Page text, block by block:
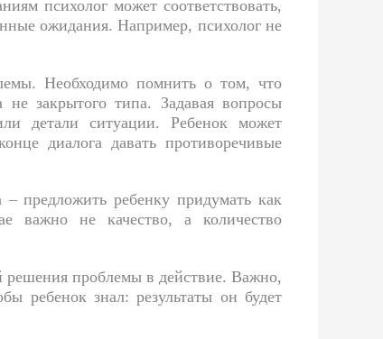
психолог может соответствовать,
ожидания. Например, психолог не
Необходимо помнить о том, что
закрытого типа. Задавая вопросы
детали ситуации. Ребенок может
диалога давать противоречивые
предложить ребенку придумать как
не качество, а количество
решения проблемы в действие. Важно,
ребенок знал: результаты он будет